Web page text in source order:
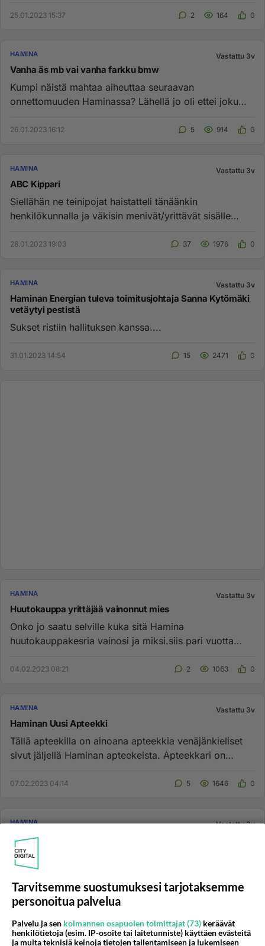
25.01.2023 15:37 2 164 0
HAMINA Vastattu 3v
Vanha äs mb vai vanha farkku bmw
Kumpi näistä mahtaa aiheuttaa seuraavan
onnettomuuden Haminassa? Lähellä jo oli ettei joku
26.01.2023 16:12 5 914 0
HAMINA Vastattu 3v
ABC Kippari
Siellähän ne teinipojat haistatteli tänäänkin
henkilökunnalla ja väkisin menivät/yrittävät sisälle
28.01.2023 19:03 37 1976 0
HAMINA Vastattu 3v
Haminan Energian tuleva toimitusjohtaja Sanna Kytömäki
vetäytyi pestistä
Sukset ristiin hallituksen kanssa....
31.01.2023 14:54 15 2471 0
HAMINA Vastattu 3v
Huutokauppa yrittäjää vainonnut mies
Onko jo saatu selville kuka sitä Hamina
huutokauppakesria vainosi ja miksi.siis pari vuotta
04.02.2023 08:21 2 1063 0
HAMINA Vastattu 3v
Haminan Uusi Apteekki
Tällä apteekilla on ainoana apteekkia venäjänkieliset
sivut jäljellä Haminan apteekeista. Apteekkari on
07.02.2023 04:14 5 1646 0
HAMINA Vastattu 3v
Pam lakko/S-market
Miten Haminan ässä on auki, kun on lakon piirissä?
Siellä jos on töissä semmoiset ketkä ei kuulu Pamiin,
niin he ei varm...
09.02.2023 08:53
HAMINA Vastattu 3v
Tarvitsemme suostumuksesi tarjotaksemme
personoitua palvelua
Palvelu ja sen kolmannen osapuolen toimittajat (73) keräävät
henkilötietoja (esim. IP-osoite tai laitetunniste) käyttäen evästeitä
ja muita teknisiä keinoja tietojen tallentamiseen ja lukemiseen